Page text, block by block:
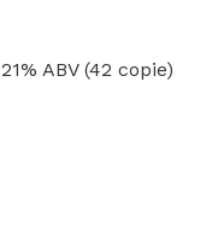
21% ABV (42 copie)